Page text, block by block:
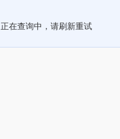
正在查询中，请刷新重试